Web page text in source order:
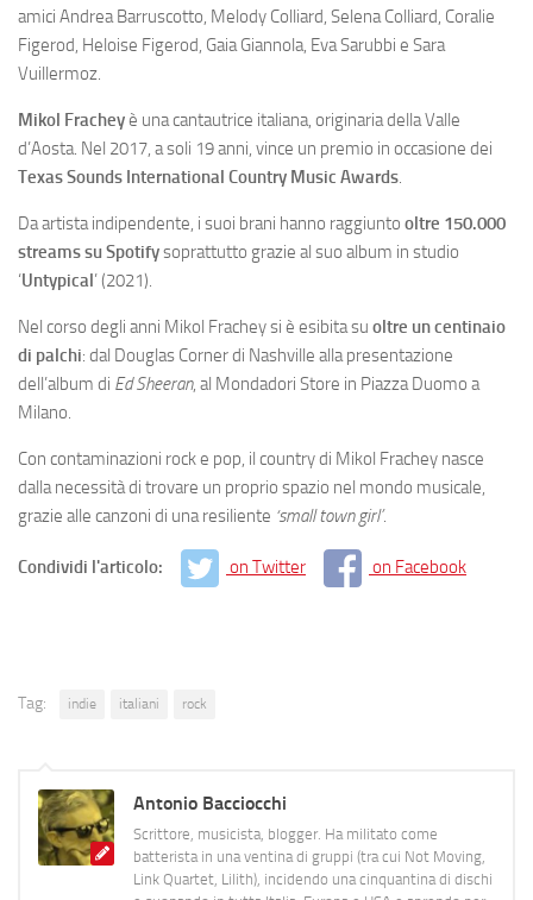
amici Andrea Barruscotto, Melody Colliard, Selena Colliard, Coralie
Figerod, Heloise Figerod, Gaia Giannola, Eva Sarubbi e Sara
Vuillermoz.
Mikol Fracheyè una cantautrice italiana, originaria della Valle
d’Aosta. Nel 2017, a soli 19 anni, vince un premio in occasione dei
Texas Sounds International Country Music Awards.
Da artista indipendente, i suoi brani hanno raggiunto oltre 150.000
streams su Spotifysoprattutto grazie al suo album in studio
‘Untypical’ (2021).
Nel corso degli anni Mikol Frachey si è esibita su oltre un centinaio
di palchi: dal Douglas Corner di Nashville alla presentazione
dell’album di Ed Sheeran, al Mondadori Store in Piazza Duomo a
Milano.
Con contaminazioni rock e pop, il country di Mikol Frachey nasce
dalla necessità di trovare un proprio spazio nel mondo musicale,
grazie alle canzoni di una resiliente ‘small town girl’.
Condividi l'articolo: on Twitter on Facebook
Tag: indie italiani rock
Antonio Bacciocchi
Scrittore, musicista, blogger. Ha militato come
batterista in una ventina di gruppi (tra cui Not Moving,
Link Quartet, Lilith), incidendo una cinquantina di dischi